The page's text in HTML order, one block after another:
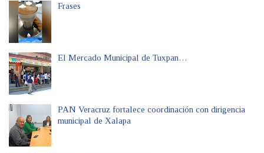
Frases
El Mercado Municipal de Tuxpan…
PAN Veracruz fortalece coordinación con dirigencia
municipal de Xalapa